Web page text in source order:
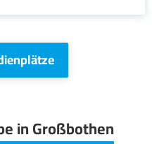
in Großbothen